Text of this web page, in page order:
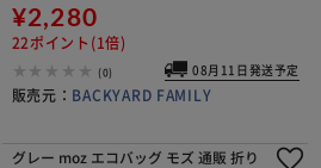
ピングバッグ 保冷機能付 買い物バッ
グ 買い物バック おしゃれ シンプル ブ
¥2,280
22ポイント(1倍)
(0) 08月11日発送予定
販売元： BACKYARD FAMILY
グレー moz エコバッグ モズ 通販 折り